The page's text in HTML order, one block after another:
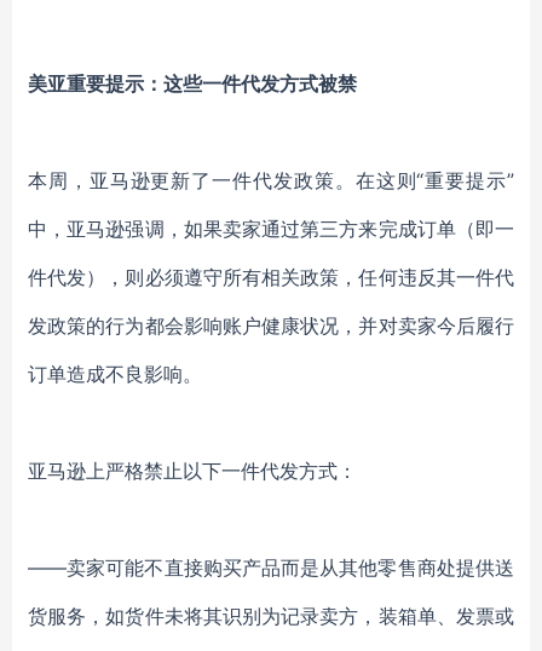
美亚重要提示：这些一件代发方式被禁
本周，亚马逊更新了一件代发政策。在这则“重要提示”
中，亚马逊强调，如果卖家通过第三方来完成订单（即一
件代发），则必须遵守所有相关政策，任何违反其一件代
发政策的行为都会影响账户健康状况，并对卖家今后履行
订单造成不良影响。
亚马逊上严格禁止以下一件代发方式：
——卖家可能不直接购买产品而是从其他零售商处提供送
货服务，如货件未将其识别为记录卖方，装箱单、发票或